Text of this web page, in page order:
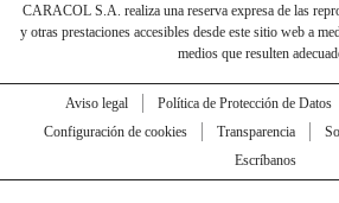
CARACOL S.A. realiza una reserva expresa de las
y otras prestaciones accesibles desde este sitio web a
medios que resulten
Aviso legal Política de Protección de Datos
Configuración de cookies
Transparencia
Escríbanos